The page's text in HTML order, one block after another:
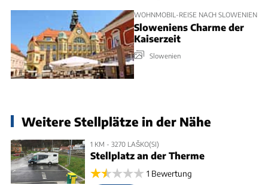
WOHNMOBIL-REISE NACH SLOWENIEN
Sloweniens Charme der
Kaiserzeit
Slowenien
Weitere Stellplätze in der Nähe
1 KM - 3270 LAŠKO(SI)
Stellplatz an der Therme
1 Bewertung